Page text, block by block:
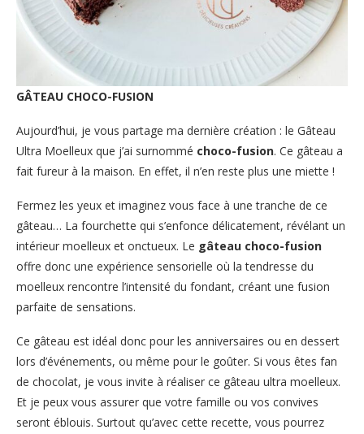
GÂTEAU CHOCO-FUSION
Aujourd’hui, je vous partage ma dernière création : le Gâteau
Ultra Moelleux que j’ai surnommé choco-fusion. Ce gâteau a
fait fureur à la maison. En effet, il n’en reste plus une miette !
Fermez les yeux et imaginez vous face à une tranche de ce
gâteau… La fourchette qui s’enfonce délicatement, révélant un
intérieur moelleux et onctueux. Le gâteau choco-fusion
offre donc une expérience sensorielle où la tendresse du
moelleux rencontre l’intensité du fondant, créant une fusion
parfaite de sensations.
Ce gâteau est idéal donc pour les anniversaires ou en dessert
lors d’événements, ou même pour le goûter. Si vous êtes fan
de chocolat, je vous invite à réaliser ce gâteau ultra moelleux.
Et je peux vous assurer que votre famille ou vos convives
seront éblouis. Surtout qu’avec cette recette, vous pourrez